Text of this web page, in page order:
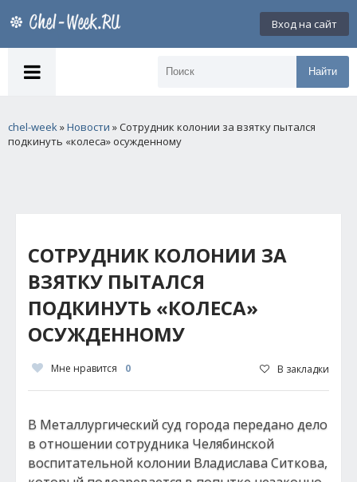
Вход на сайт
Найти
chel-week»Новости » Сотрудник колонии за взятку пытался
подкинуть «колеса» осужденному
СОТРУДНИК КОЛОНИИ ЗА
ВЗЯТКУ ПЫТАЛСЯ
ПОДКИНУТЬ «КОЛЕСА»
ОСУЖДЕННОМУ
Мне нравится 0 В закладки
В Металлургический суд города передано дело
в отношении сотрудника Челябинской
воспитательной колонии Владислава Ситкова,